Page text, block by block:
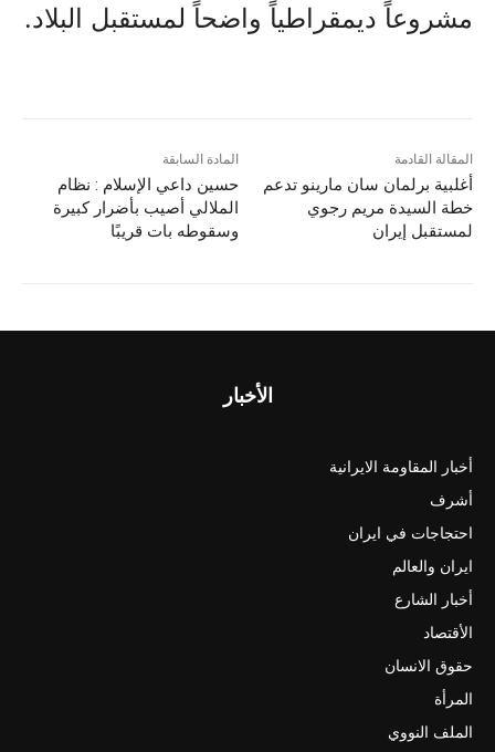
مشروعاً ديمقراطياً واضحاً لمستقبل البلاد.
المادة السابقة
حسين داعي الإسلام : نظام
الملالي أصيب بأضرار كبيرة
وسقوطه بات قريبًا
المقالة القادمة
أغلبية برلمان سان مارينو تدعم
خطة السيدة مريم رجوي
لمستقبل إيران
الأخبار
أخبار المقاومة الايرانية
أشرف
احتجاجات في ايران
ايران والعالم
أخبار الشارع
الأقتصاد
حقوق الانسان
المرأة
الملف النووي